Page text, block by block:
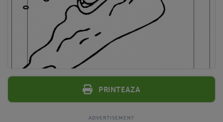
Printeaza